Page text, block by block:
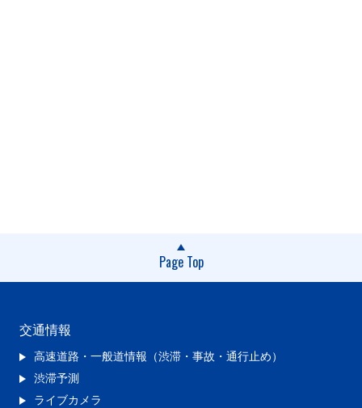
Page Top
交通情報
高速道路・一般道情報（渋滞・事故・通行止め）
渋滞予測
ライブカメラ